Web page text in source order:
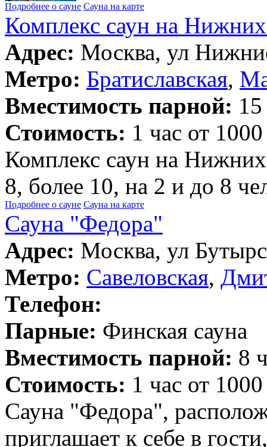
Подробнее о сауне Сауна на карте
Комплекс саун на
Адрес: Москва, ул
Метро: Братиславская,
Вместимость парной:
Стоимость: 1 час от
Комплекс саун на
8, более 10, на 2 и до 8
Подробнее о сауне Сауна на карте
Сауна "Федора"
Адрес: Москва, ул
Метро: Савеловская,
Телефон:
Парные: Финская сауна
Вместимость парной: 8
Стоимость: 1 час от
Сауна "Федора",
приглашает к себе в